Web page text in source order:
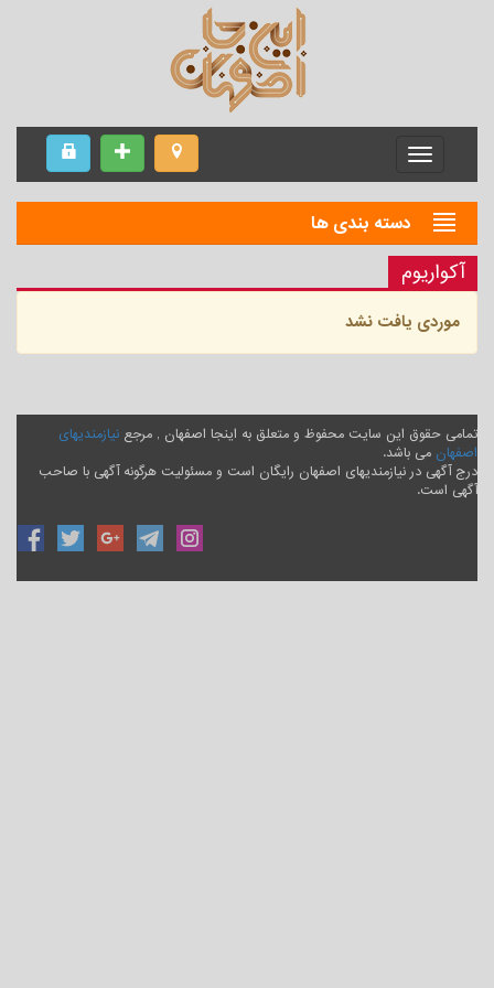
Menu
دسته بندی ها
آکواریوم
موردی یافت نشد
تمامی حقوق این سایت محفوظ و متعلق به اینجا اصفهان , مرجع نیازمندیهای
اصفهان می باشد.
درج آگهی در نیازمندیهای اصفهان رایگان است و مسئولیت هرگونه آگهی با صاحب
آگهی است.